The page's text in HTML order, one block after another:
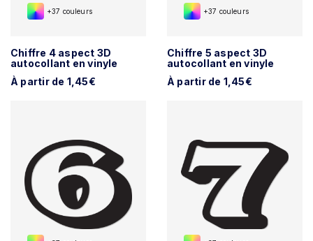
+37 couleurs
Chiffre 4 aspect 3D
autocollant en vinyle
À partir de 1,45€
+37 couleurs
Chiffre 5 aspect 3D
autocollant en vinyle
À partir de 1,45€